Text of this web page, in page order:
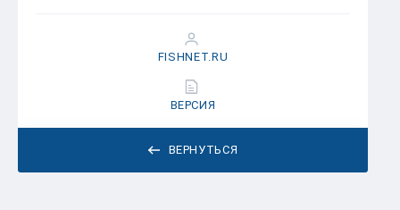
ВЕРНУТЬСЯ
FISHNET.RU
ВЕРСИЯ